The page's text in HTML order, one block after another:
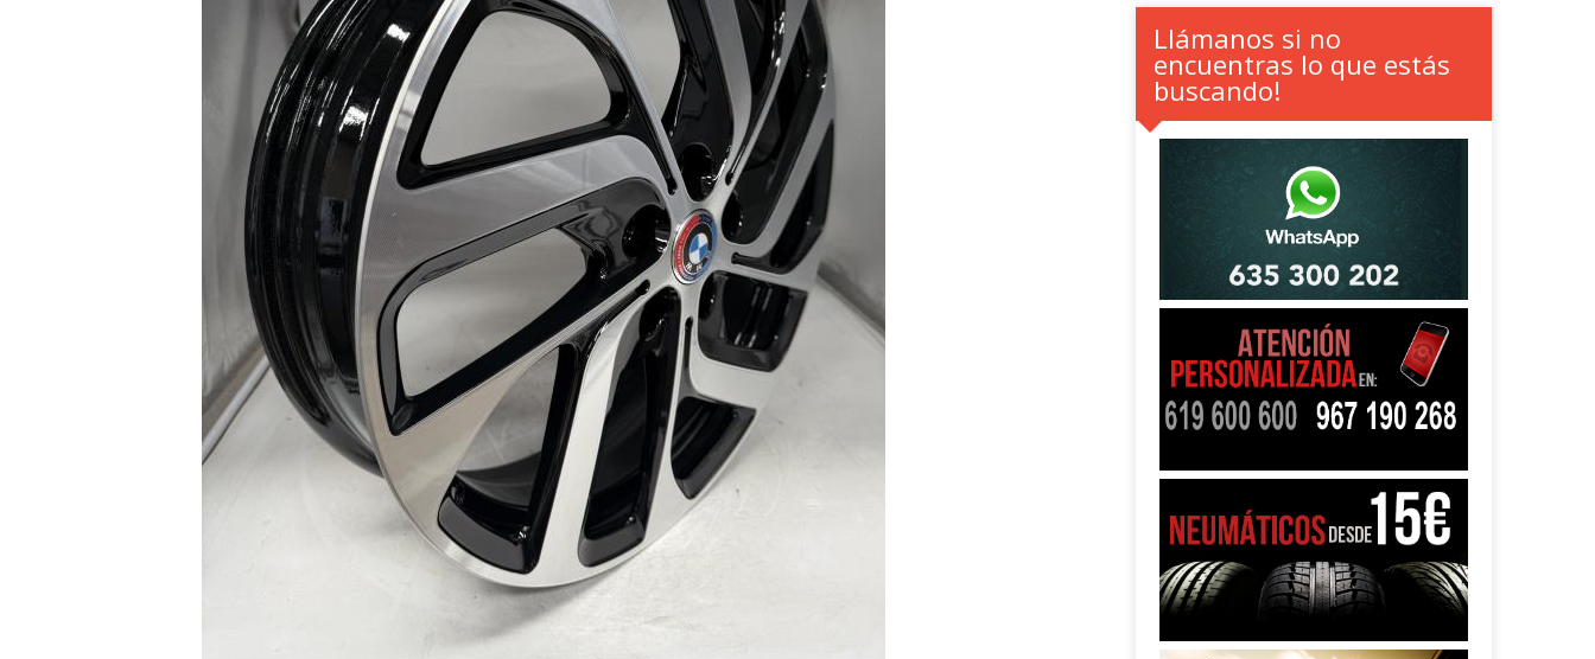
Llámanos si no
encuentras lo que estás
buscando!